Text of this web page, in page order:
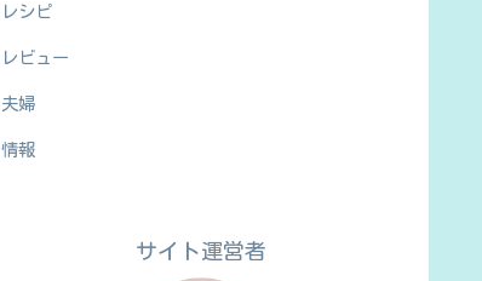
レシピ
レビュー
夫婦
情報
サイト運営者